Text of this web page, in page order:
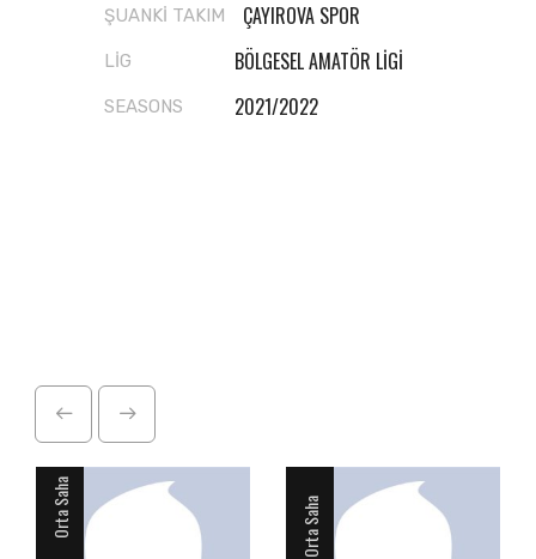
ŞUANKI TAKIM ÇAYIROVA SPOR
LIG BÖLGESEL AMATÖR LIGI
SEASONS 2021/2022
Orta Saha Orta Saha